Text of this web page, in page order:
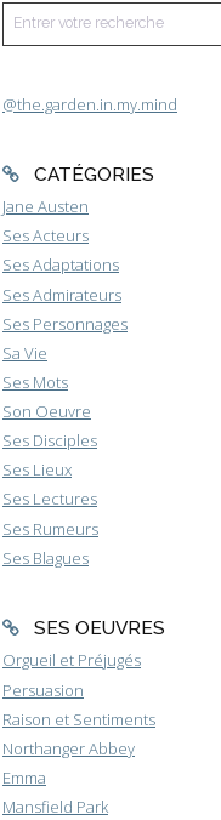
@the.garden.in.my.mind
CATÉGORIES
Jane Austen
Ses Acteurs
Ses Adaptations
Ses Admirateurs
Ses Personnages
Sa Vie
Ses Mots
Son Oeuvre
Ses Disciples
Ses Lieux
Ses Lectures
Ses Rumeurs
Ses Blagues
SES OEUVRES
Orgueil et Préjugés
Persuasion
Raison et Sentiments
Northanger Abbey
Emma
Mansfield Park